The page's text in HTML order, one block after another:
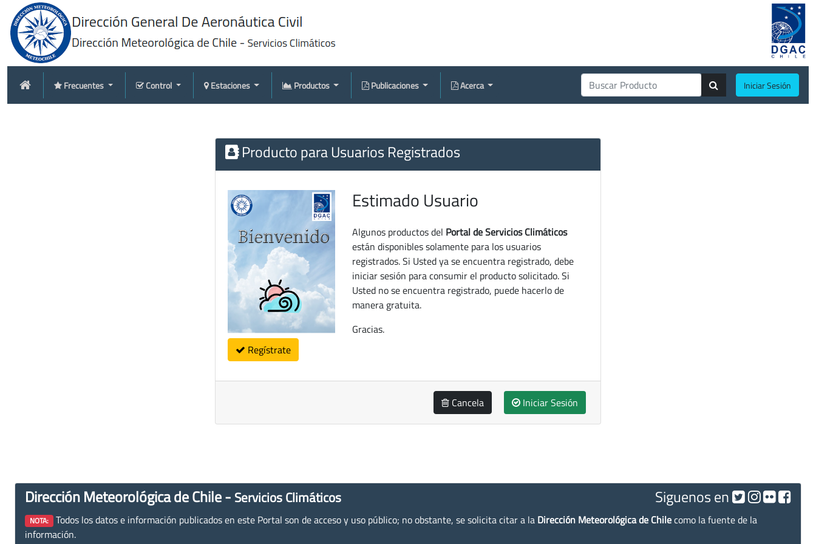
Frecuentes Control Estaciones Productos Publicaciones Acerca Iniciar Sesión
Producto para Usuarios Registrados
Regístrate
Estimado Usuario
Algunos productos del Portal de Servicios Climáticos
están disponibles solamente para los usuarios
registrados. Si Usted ya se encuentra registrado, debe
iniciar sesión para consumir el producto solicitado. Si
Usted no se encuentra registrado, puede hacerlo de
manera gratuita.
Gracias.
Cancela Iniciar Sesión
Dirección Meteorológica de Chile - Servicios Climáticos Siguenos en
NOTA: Todos los datos e información publicados en este Portal son de acceso y uso público; no obstante, se solicita citar a la Dirección Meteorológica de Chilecomo la fuente de la
información.